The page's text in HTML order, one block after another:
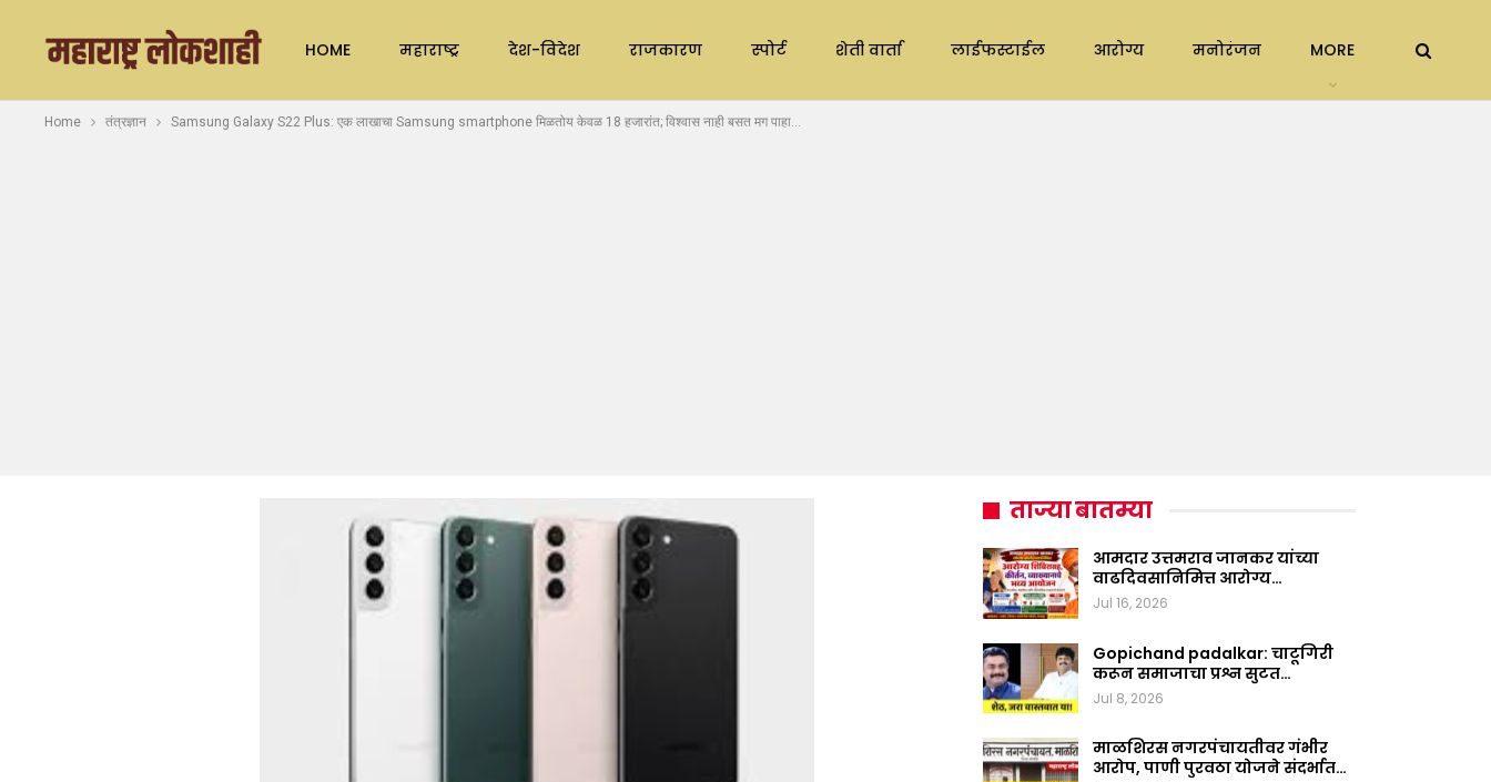
HOME महाराष्ट्र देश-विदेश राजकारण स्पोर्ट शेती वार्ता लाईफस्टाईल आरोग्य मनोरंजन MORE
Home तंत्रज्ञान Samsung Galaxy S22 Plus: एक लाखाचा Samsung smartphone मिळतोय केवळ 18 हजारांत; विश्वास नाही बसत मग पाहा…
ताज्या बातम्या
आमदार उत्तमराव जानकर यांच्या
वाढदिवसानिमित्त आरोग्य…
Jul 16, 2026
Gopichand padalkar: चाटूगिरी
करून समाजाचा प्रश्न सुटत…
Jul 8, 2026
माळशिरस नगरपंचायतीवर गंभीर
आरोप, पाणी पुरवठा योजने संदर्भात…